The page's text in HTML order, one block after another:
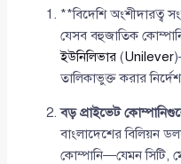
**বিদেশি অংশীদারত্ব
যেসব বহুজাতিক
ইউনিলিভার (Unilever
তালিকাভুক্ত করার
বড় প্রাইভেট
বাংলাদেশের বিলিয়ন
কোম্পানি—যেমন সিটি,